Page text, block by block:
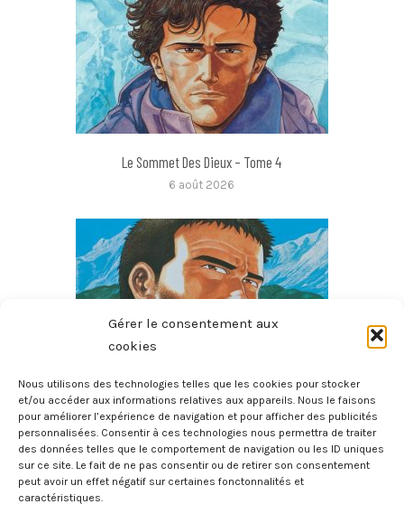
Gérer le consentement aux
cookies
Nous utilisons des technologies telles que les cookies pour stocker
et/ou accéder aux informations relatives aux appareils. Nous le faisons
pour améliorer l’expérience de navigation et pour afficher des publicités
personnalisées. Consentir à ces technologies nous permettra de traiter
des données telles que le comportement de navigation ou les ID uniques
sur ce site. Le fait de ne pas consentir ou de retirer son consentement
peut avoir un effet négatif sur certaines fonctonnalités et
caractéristiques.
Le Sommet Des Dieux – Tome 4
6 août 2026
Le Sommet Des Dieux – Tome 3
6 août 2026